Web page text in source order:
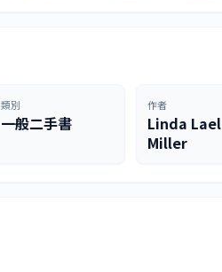
類別
一般二手書
作者
Linda Lael
Miller